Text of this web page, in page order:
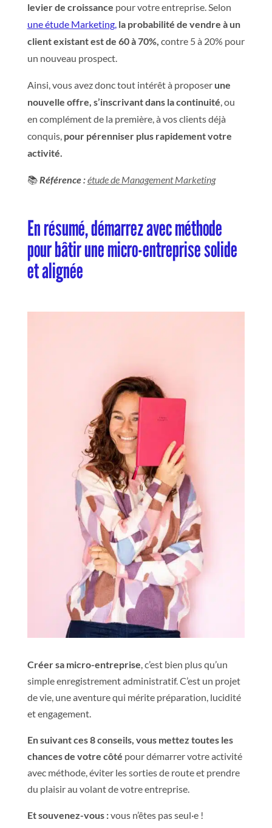
levier de croissance pour votre entreprise. Selon
une étude Marketing, la probabilité de vendre à un
client existant est de 60 à 70%, contre 5 à 20% pour
un nouveau prospect.
Ainsi, vous avez donc tout intérêt à proposer une
nouvelle offre, s’inscrivant dans la continuité , ou
en complément de la première, à vos clients déjà
conquis, pour pérenniser plus rapidement votre
activité.
📚 Référence :étude de Management Marketing
En résumé, démarrez avec méthode
pour bâtir une micro-entreprise solide
et alignée
Créer sa micro-entreprise, c’est bien plus qu’un
simple enregistrement administratif.C’est un projet
de vie, une aventure qui mérite préparation, lucidité
et engagement.
En suivant ces 8 conseils, vous mettez toutes les
chances de votre côté pour démarrer votre activité
avec méthode,éviter les sorties de route et prendre
du plaisir au volant de votre entreprise.
Et souvenez-vous :vous n’êtes pas seul·e !